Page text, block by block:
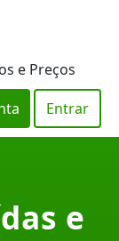
e Preços
Entrar
e